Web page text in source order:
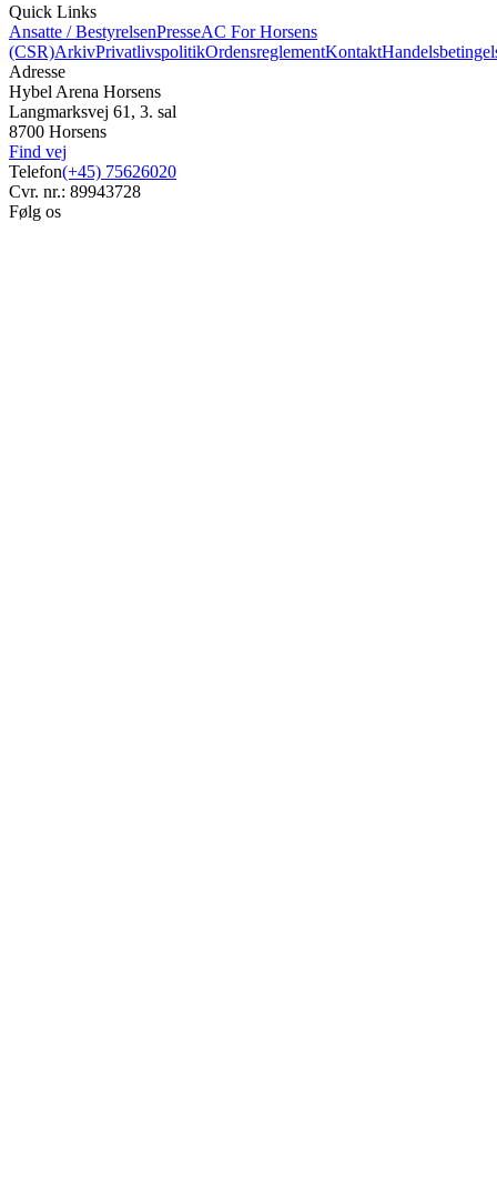
Quick Links
Ansatte / BestyrelsenPresseAC For Horsens
(CSR)ArkivPrivatlivspolitikOrdensreglementKontakt
Adresse
Hybel Arena Horsens
Langmarksvej 61, 3. sal
8700 Horsens
Find vej
Telefon(+45) 75626020
Cvr. nr.: 89943728
Følg os